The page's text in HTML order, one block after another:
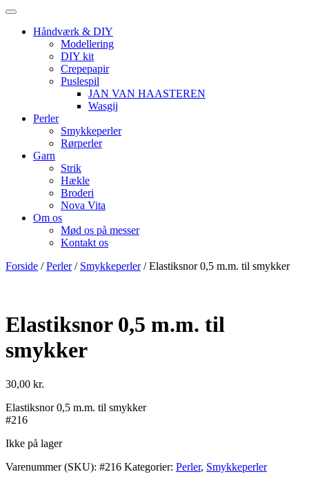
Menu
Håndværk & DIY
Modellering
DIY kit
Crepepapir
Puslespil
JAN VAN HAASTEREN
Wasgij
Perler
Smykkeperler
Rørperler
Garn
Strik
Hækle
Broderi
Nova Vita
Om os
Mød os på messer
Kontakt os
Forside /Perler/ Smykkeperler/ Elastiksnor 0,5 m.m. til smykker
Elastiksnor 0,5 m.m. til
smykker
30,00 kr.
Elastiksnor 0,5 m.m. til smykker
#216
Ikke på lager
Varenummer (SKU): #216 Kategorier: Perler, Smykkeperler